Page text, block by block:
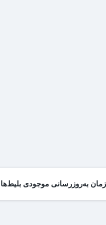
زمان به‌روزرسانی موجودی بلیط‌ها